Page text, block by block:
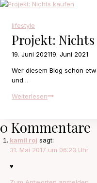
the
will
return
the
lifestyle
Projekt:
19. Juni 202119. Juni 2021
Wer diesem Blog schon
und…
WeiterlesenProjekt:
0 Kommentare
kamil roj sagt:
31. Mai 2017 um 06:23 Uhr
♥